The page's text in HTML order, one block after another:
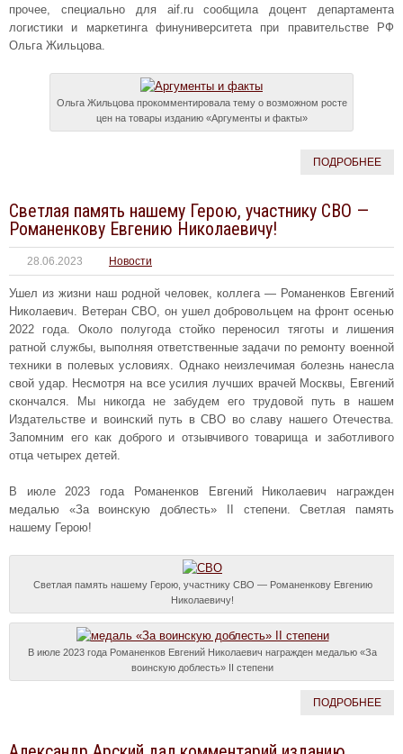
прочее, специально для aif.ru сообщила доцент департамента
логистики и маркетинга финуниверситета при правительстве РФ
Ольга Жильцова.
Ольга Жильцова прокомментировала тему о возможном росте
цен на товары изданию «Аргументы и факты»
ПОДРОБНЕЕ
Светлая память нашему Герою, участнику СВО —
Романенкову Евгению Николаевичу!
28.06.2023 Новости
Ушел из жизни наш родной человек, коллега — Романенков Евгений
Николаевич. Ветеран СВО, он ушел добровольцем на фронт осенью
2022 года. Около полугода стойко переносил тяготы и лишения
ратной службы, выполняя ответственные задачи по ремонту военной
техники в полевых условиях. Однако неизлечимая болезнь нанесла
свой удар. Несмотря на все усилия лучших врачей Москвы, Евгений
скончался. Мы никогда не забудем его трудовой путь в нашем
Издательстве и воинский путь в СВО во славу нашего Отечества.
Запомним его как доброго и отзывчивого товарища и заботливого
отца четырех детей.
В июле 2023 года Романенков Евгений Николаевич награжден
медалью «За воинскую доблесть» II степени. Светлая память
нашему Герою!
Светлая память нашему Герою, участнику СВО — Романенкову Евгению
Николаевичу!
В июле 2023 года Романенков Евгений Николаевич награжден медалью «За
воинскую доблесть» II степени
ПОДРОБНЕЕ